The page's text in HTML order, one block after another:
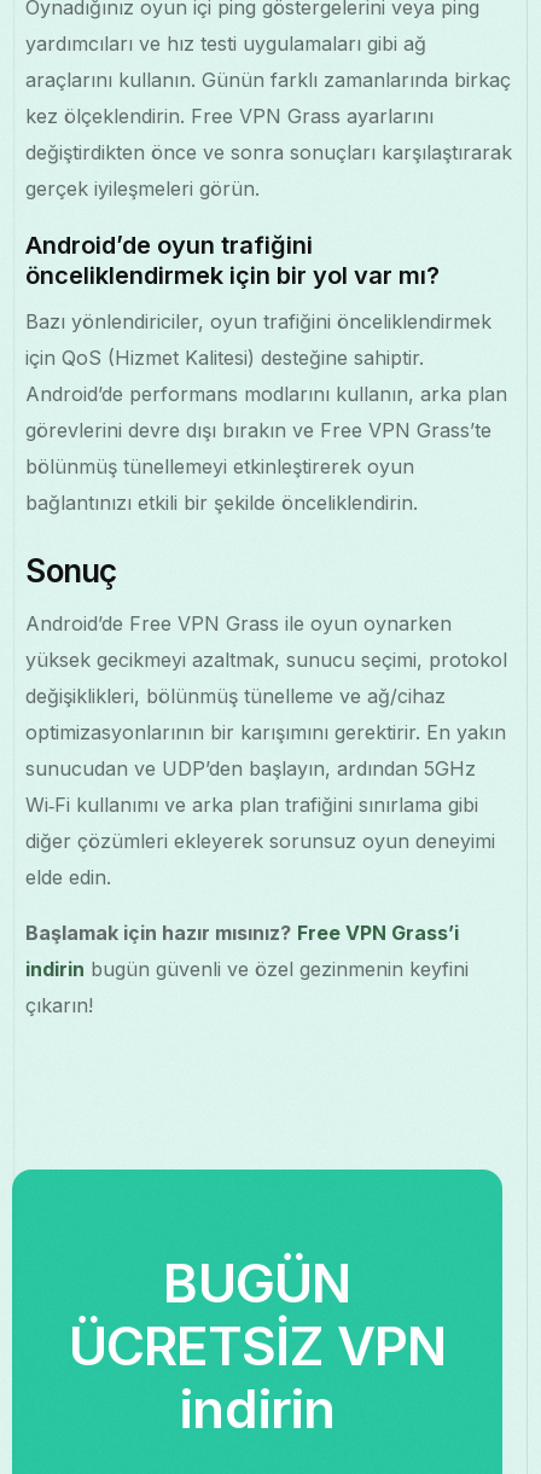
Oynadığınız oyun içi ping göstergelerini veya ping
yardımcıları ve hız testi uygulamaları gibi ağ
araçlarını kullanın. Günün farklı zamanlarında birkaç
kez ölçeklendirin. Free VPN Grass ayarlarını
değiştirdikten önce ve sonra sonuçları karşılaştırarak
gerçek iyileşmeleri görün.
Android’de oyun trafiğini
önceliklendirmek için bir yol var mı?
Bazı yönlendiriciler, oyun trafiğini önceliklendirmek
için QoS (Hizmet Kalitesi) desteğine sahiptir.
Android’de performans modlarını kullanın, arka plan
görevlerini devre dışı bırakın ve Free VPN Grass’te
bölünmüş tünellemeyi etkinleştirerek oyun
bağlantınızı etkili bir şekilde önceliklendirin.
Sonuç
Android’de Free VPN Grass ile oyun oynarken
yüksek gecikmeyi azaltmak, sunucu seçimi, protokol
değişiklikleri, bölünmüş tünelleme ve ağ/cihaz
optimizasyonlarının bir karışımını gerektirir. En yakın
sunucudan ve UDP’den başlayın, ardından 5GHz
Wi‑Fi kullanımı ve arka plan trafiğini sınırlama gibi
diğer çözümleri ekleyerek sorunsuz oyun deneyimi
elde edin.
Başlamak için hazır mısınız? Free VPN Grass’i
indirin bugün güvenli ve özel gezinmenin keyfini
çıkarın!
BUGÜN
ÜCRETSİZ VPN
indirin